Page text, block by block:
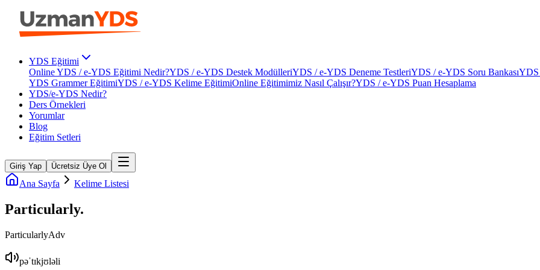
YDS Eğitimi
Online YDS / e-YDS Eğitimi Nedir?YDS / e-YDS Destek ModülleriYDS / e-YDS Deneme TestleriYDS / e-YDS Soru BankasıYDS
YDS Grammer EğitimiYDS / e-YDS Kelime EğitimiOnline Eğitimimiz Nasıl Çalışır?YDS / e-YDS Puan Hesaplama
YDS/e-YDS Nedir?
Ders Örnekleri
Yorumlar
Blog
Eğitim Setleri
Giriş Yap Ücretsiz Üye Ol
Ana Sayfa Kelime Listesi
Particularly.
ParticularlyAdv
pəˈtɪkjʊləli